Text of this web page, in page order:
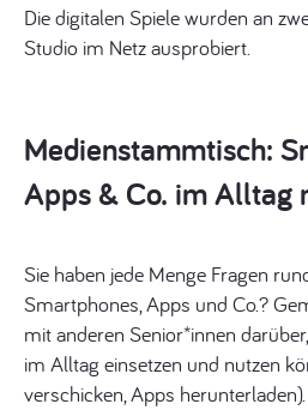
Die digitalen Spiele wurden an
Studio im Netz ausprobiert.
Medienstammtisch:
Apps & Co. im Alltag
Sie haben jede Menge Fragen
Smartphones, Apps und Co.?
mit anderen Senior*innen
im Alltag einsetzen und nutzen
verschicken, Apps